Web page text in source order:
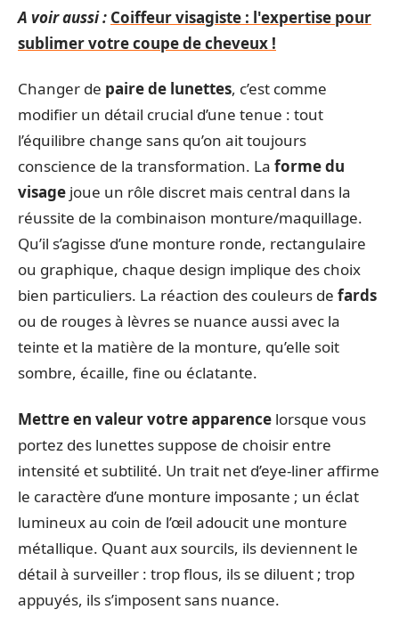
A voir aussi : Coiffeur visagiste : l'expertise pour
sublimer votre coupe de cheveux !
Changer de paire de lunettes, c’est comme
modifier un détail crucial d’une tenue : tout
l’équilibre change sans qu’on ait toujours
conscience de la transformation. La forme du
visage joue un rôle discret mais central dans la
réussite de la combinaison monture/maquillage.
Qu’il s’agisse d’une monture ronde, rectangulaire
ou graphique, chaque design implique des choix
bien particuliers. La réaction des couleurs de fards
ou de rouges à lèvres se nuance aussi avec la
teinte et la matière de la monture, qu’elle soit
sombre, écaille, fine ou éclatante.
Mettre en valeur votre apparence lorsque vous
portez des lunettes suppose de choisir entre
intensité et subtilité. Un trait net d’eye-liner affirme
le caractère d’une monture imposante ; un éclat
lumineux au coin de l’œil adoucit une monture
métallique. Quant aux sourcils, ils deviennent le
détail à surveiller : trop flous, ils se diluent ; trop
appuyés, ils s’imposent sans nuance.